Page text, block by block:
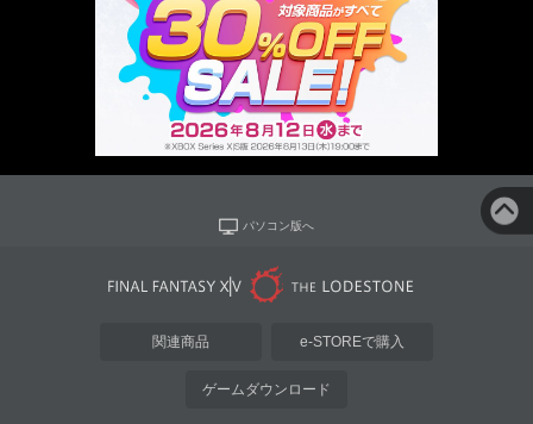
パソコン版へ
関連商品 e-STOREで購入
ゲームダウンロード